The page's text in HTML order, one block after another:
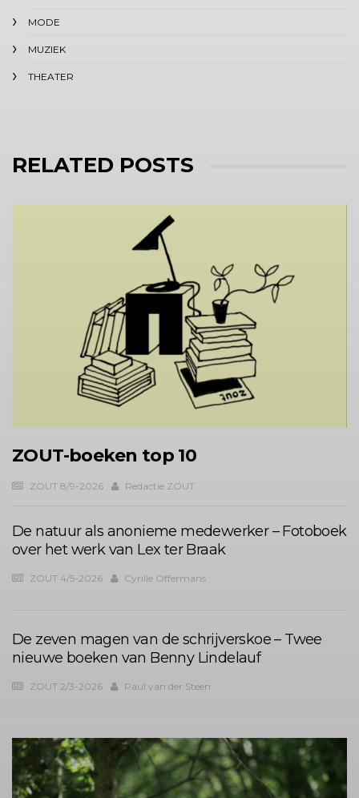
MODE
MUZIEK
THEATER
RELATED POSTS
ZOUT-boeken top 10
ZOUT 8/9-2026 Redactie ZOUT
De natuur als anonieme medewerker – Fotoboek
over het werk van Lex ter Braak
ZOUT 4/5-2026 Cyrille Offermans
De zeven magen van de schrijverskoe – Twee
nieuwe boeken van Benny Lindelauf
ZOUT 2/3-2026 Paul van der Steen